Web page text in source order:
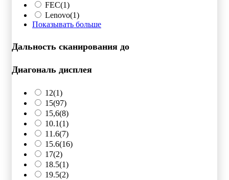
FEC(1)
Lenovo(1)
Показывать больше
Дальность сканирования до
Диагональ дисплея
12(1)
15(97)
15,6(8)
10.1(1)
11.6(7)
15.6(16)
17(2)
18.5(1)
19.5(2)